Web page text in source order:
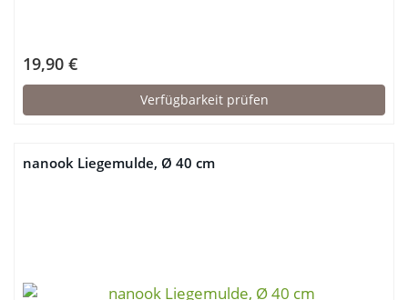
19,90 €
Verfügbarkeit prüfen
nanook Liegemulde, Ø 40 cm